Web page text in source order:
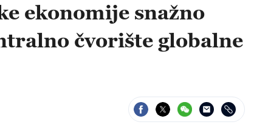
ekonomije snažno
čvorište globalne